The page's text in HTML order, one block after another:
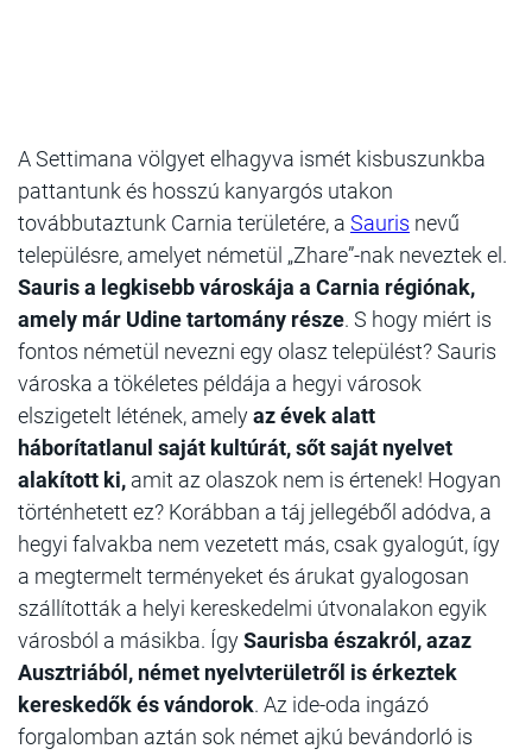
A Settimana völgyet elhagyva ismét kisbuszunkba
pattantunk és hosszú kanyargós utakon
továbbutaztunk Carnia területére, a Sauris nevű
településre, amelyet németül „Zhare”-nak neveztek el.
Sauris a legkisebb városkája a Carnia régiónak,
amely már Udine tartomány része. S hogy miért is
fontos németül nevezni egy olasz települést? Sauris
városka a tökéletes példája a hegyi városok
elszigetelt létének, amelyaz évek alatt
háborítatlanul saját kultúrát, sőt saját nyelvet
alakított ki, amit az olaszok nem is értenek! Hogyan
történhetett ez? Korábban a táj jellegéből adódva, a
hegyi falvakba nem vezetett más, csak gyalogút, így
a megtermelt terményeket és árukat gyalogosan
szállították a helyi kereskedelmi útvonalakon egyik
városból a másikba. ÍgySaurisba északról, azaz
Ausztriából, német nyelvterületről is érkeztek
kereskedők és vándorok. Az ide-oda ingázó
forgalomban aztán sok német ajkú bevándorló is